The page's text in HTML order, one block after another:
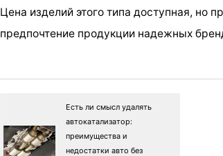
Цена изделий этого типа доступная, но
предпочтение продукции надежных
Есть ли смысл удалять
автокатализатор:
преимущества и
недостатки авто без